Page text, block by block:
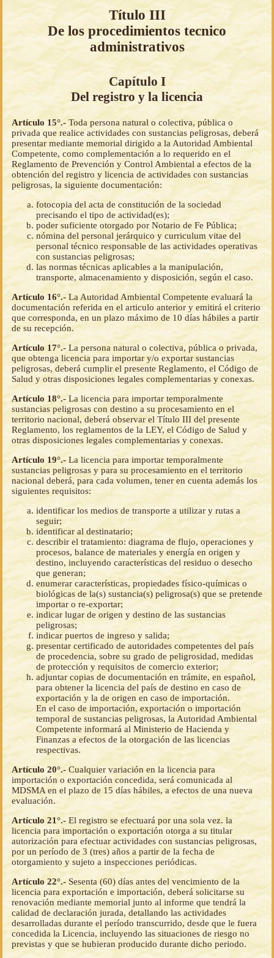
Título III
De los procedimientos tecnico
administrativos
Capítulo I
Del registro y la licencia
Artículo 15°.- Toda persona natural o colectiva, pública o
privada que realice actividades con sustancias peligrosas, deberá
presentar mediante memorial dirigido a la Autoridad Ambiental
Competente, como complementación a lo requerido en el
Reglamento de Prevención y Control Ambiental a efectos de la
obtención del registro y licencia de actividades con sustancias
peligrosas, la siguiente documentación:
fotocopia del acta de constitución de la sociedad
precisando el tipo de actividad(es);
poder suficiente otorgado por Notario de Fe Pública;
nómina del personal jerárquico y curriculum vitae del
personal técnico responsable de las actividades operativas
con sustancias peligrosas;
las normas técnicas aplicables a la manipulación,
transporte, almacenamiento y disposición, según el caso.
Artículo 16°.- La Autoridad Ambiental Competente evaluará la
documentación referida en el articulo anterior y emitirá el criterio
que corresponda, en un plazo máximo de 10 días hábiles a partir
de su recepción.
Artículo 17°.- La persona natural o colectiva, pública o privada,
que obtenga licencia para importar y/o exportar sustancias
peligrosas, deberá cumplir el presente Reglamento, el Código de
Salud y otras disposiciones legales complementarias y conexas.
Artículo 18°.- La licencia para importar temporalmente
sustancias peligrosas con destino a su procesamiento en el
territorio nacional, deberá observar el Título III del presente
Reglamento, los reglamentos de la LEY, el Código de Salud y
otras disposiciones legales complementarias y conexas.
Artículo 19°.- La licencia para importar temporalmente
sustancias peligrosas y para su procesamiento en el territorio
nacional deberá, para cada volumen, tener en cuenta además los
siguientes requisitos:
identificar los medios de transporte a utilizar y rutas a
seguir;
identificar al destinatario;
describir el tratamiento: diagrama de flujo, operaciones y
procesos, balance de materiales y energía en origen y
destino, incluyendo características del residuo o desecho
que generan;
enumerar características, propiedades físico-químicas o
biológicas de la(s) sustancia(s) peligrosa(s) que se pretende
importar o re-exportar;
indicar lugar de origen y destino de las sustancias
peligrosas;
indicar puertos de ingreso y salida;
presentar certificado de autoridades competentes del país
de procedencia, sobre su grado de peligrosidad, medidas
de protección y requisitos de comercio exterior;
adjuntar copias de documentación en trámite, en español,
para obtener la licencia del país de destino en caso de
exportación y la de origen en caso de importación.
En el caso de importación, exportación o importación
temporal de sustancias peligrosas, la Autoridad Ambiental
Competente informará al Ministerio de Hacienda y
Finanzas a efectos de la otorgación de las licencias
respectivas.
Artículo 20°.- Cualquier variación en la licencia para
importación o exportación concedida, será comunicada al
MDSMA en el plazo de 15 días hábiles, a efectos de una nueva
evaluación.
Artículo 21°.- El registro se efectuará por una sola vez. la
licencia para importación o exportación otorga a su titular
autorización para efectuar actividades con sustancias peligrosas,
por un período de 3 (tres) años a partir de la fecha de
otorgamiento y sujeto a inspecciones periódicas.
Artículo 22°.- Sesenta (60) días antes del vencimiento de la
licencia para exportación e importación, deberá solicitarse su
renovación mediante memorial junto al informe que tendrá la
calidad de declaración jurada, detallando las actividades
desarrolladas durante el período transcurrido, desde que le fuera
concedida la Licencia, incluyendo las situaciones de riesgo no
previstas y que se hubieran producido durante dicho periodo.